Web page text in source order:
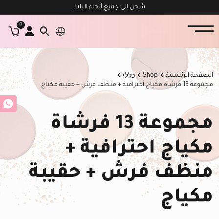
شحن إلى جميع أنحاء البلاد
0
الصفحة الرئيسية Shop
כללי
مجموعة 13 فرشاة مكياج احترافية + منظف فرش + حقيبة مكياج
مجموعة 13 فرشاة
مكياج احترافية +
منظف فرش + حقيبة
مكياج